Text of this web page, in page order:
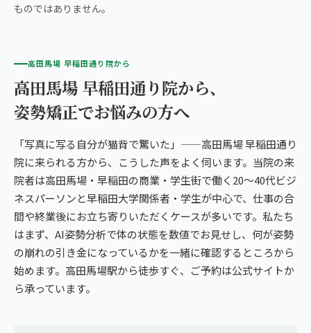
ものではありません。
高田馬場 早稲田通り院から
高田馬場 早稲田通り院から、
姿勢矯正でお悩みの方へ
「写真に写る自分が猫背で驚いた」——高田馬場 早稲田通り
院に来られる方から、こうした声をよく伺います。当院の来
院者は高田馬場・早稲田の商業・学生街で働く20〜40代ビジ
ネスパーソンと早稲田大学関係者・学生が中心で、仕事の合
間や終業後にお立ち寄りいただくケースが多いです。私たち
はまず、AI姿勢分析で体の状態を数値でお見せし、何が姿勢
の崩れの引き金になっているかを一緒に確認するところから
始めます。高田馬場駅から徒歩すぐ、ご予約は公式サイトか
ら承っています。